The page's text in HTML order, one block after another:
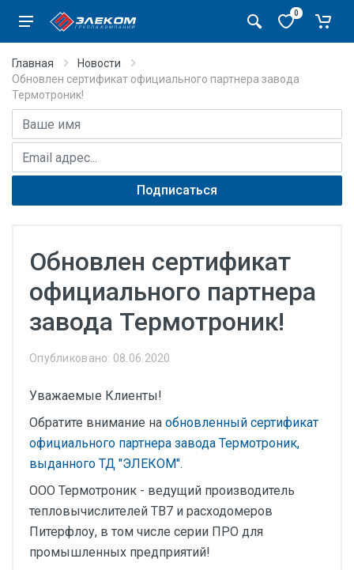
0
Главная
Новости
Обновлен сертификат официального партнера завода
Термотроник!
Имя
E-mail адрес
Подписаться
Обновлен сертификат
официального партнера
завода Термотроник!
Опубликовано: 08.06.2020
Уважаемые Клиенты!
Обратите внимание на обновленный сертификат
официального партнера завода Термотроник,
выданного ТД "ЭЛЕКОМ".
ООО Термотроник - ведущий производитель
тепловычислителей ТВ7 и расходомеров
Питерфлоу, в том числе серии ПРО для
промышленных предприятий!